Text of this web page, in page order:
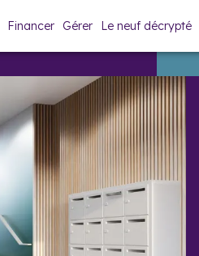
Financer Gérer Le neuf décrypté